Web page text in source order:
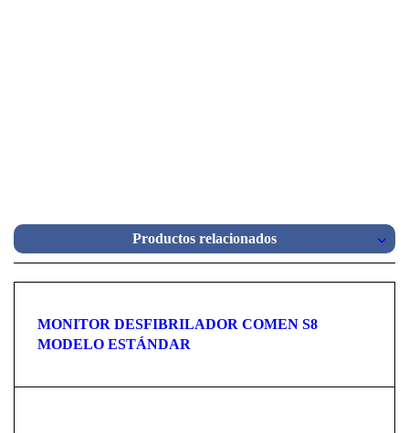
Productos relacionados
MONITOR DESFIBRILADOR COMEN S8
MODELO ESTÁNDAR